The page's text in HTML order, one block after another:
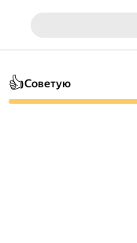
👍Советую